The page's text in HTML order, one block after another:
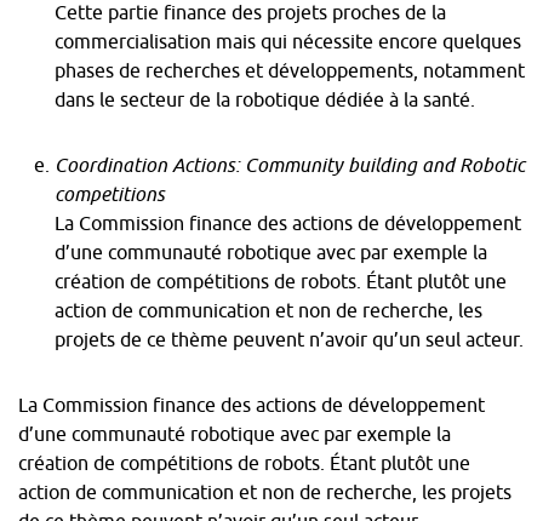
Cette partie finance des projets proches de la
commercialisation mais qui nécessite encore quelques
phases de recherches et développements, notamment
dans le secteur de la robotique dédiée à la santé.
Coordination Actions: Community building and Robotic
competitions
La Commission finance des actions de développement
d’une communauté robotique avec par exemple la
création de compétitions de robots. Étant plutôt une
action de communication et non de recherche, les
projets de ce thème peuvent n’avoir qu’un seul acteur.
La Commission finance des actions de développement
d’une communauté robotique avec par exemple la
création de compétitions de robots. Étant plutôt une
action de communication et non de recherche, les projets